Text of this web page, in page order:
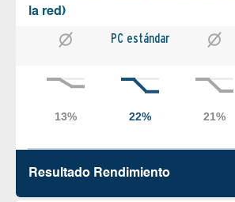
la red)
PC estándar
Resultado Rendimiento